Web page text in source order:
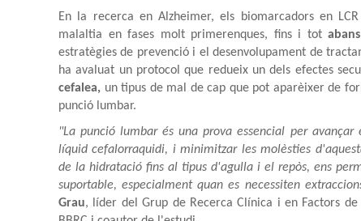
En la recerca en Alzheimer, els biomarcadors en
malaltia en fases molt primerenques, fins i tot
estratègies de prevenció i el desenvolupament de
ha avaluat un protocol que redueix un dels efectes
cefalea, un tipus de mal de cap que pot aparèixer de
punció lumbar.
"La punció lumbar és una prova essencial per
líquid cefalorraquidi, i minimitzar les molèsties
de la hidratació fins al tipus d'agulla i el repòs, ens
suportable, especialment quan es necessiten
Grau, líder del Grup de Recerca Clínica i en Factors